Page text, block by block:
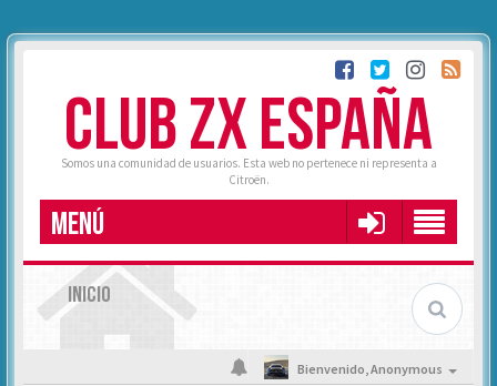
CLUB ZX ESPAÑA
Somos una comunidad de usuarios. Esta web no pertenece ni representa a
Citroën.
MENÚ
INICIO
Bienvenido,Anonymous